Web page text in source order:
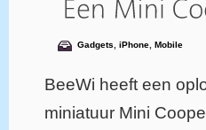
Gadgets, iPhone, Mobile
BeeWi heeft een
miniatuur Mini